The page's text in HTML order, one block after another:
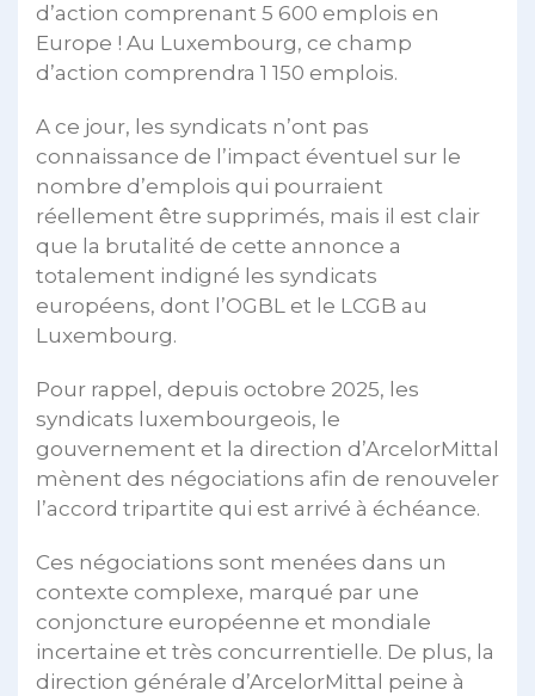
d’action comprenant 5 600 emplois en
Europe ! Au Luxembourg, ce champ
d’action comprendra 1 150 emplois.
A ce jour, les syndicats n’ont pas
connaissance de l’impact éventuel sur le
nombre d’emplois qui pourraient
réellement être supprimés, mais il est clair
que la brutalité de cette annonce a
totalement indigné les syndicats
européens, dont l’OGBL et le LCGB au
Luxembourg.
Pour rappel, depuis octobre 2025, les
syndicats luxembourgeois, le
gouvernement et la direction d’ArcelorMittal
mènent des négociations afin de renouveler
l’accord tripartite qui est arrivé à échéance.
Ces négociations sont menées dans un
contexte complexe, marqué par une
conjoncture européenne et mondiale
incertaine et très concurrentielle. De plus, la
direction générale d’ArcelorMittal peine à